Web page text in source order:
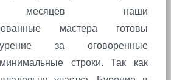
месяцев наши
мастера готовы
за оговоренные
строки. Так как